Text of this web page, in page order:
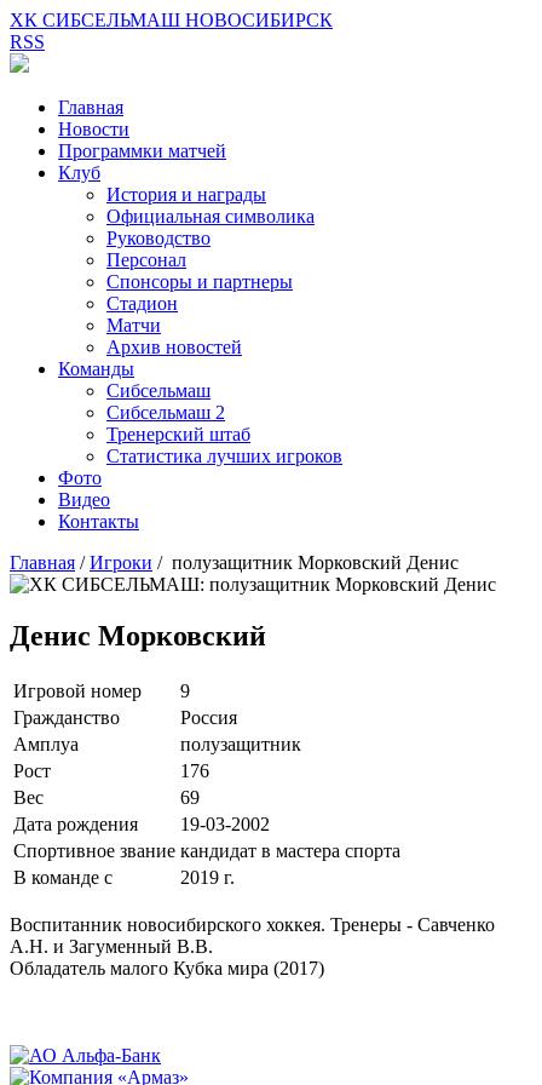
ХК СИБСЕЛЬМАШ НОВОСИБИРСК
RSS
Главная
Новости
Программки матчей
Клуб
История и награды
Официальная символика
Руководство
Персонал
Спонсоры и партнеры
Стадион
Матчи
Архив новостей
Команды
Сибсельмаш
Сибсельмаш 2
Тренерский штаб
Статистика лучших игроков
Фото
Видео
Контакты
Главная /Игроки / полузащитник Морковский Денис
Денис Морковский
Игровой номер
9
Гражданство
Россия
Амплуа
полузащитник
Рост
176
Вес
69
Дата рождения
19-03-2002
Спортивное звание кандидат в мастера спорта
В команде с
2019 г.
Воспитанник новосибирского хоккея. Тренеры - Савченко
А.Н. и Загуменный В.В.
Обладатель малого Кубка мира (2017)